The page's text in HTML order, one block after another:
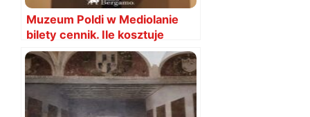
Muzeum Poldi w Mediolanie
bilety cennik. Ile kosztuje
wstęp?